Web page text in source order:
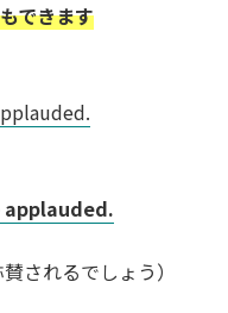
できます
されるでしょう）